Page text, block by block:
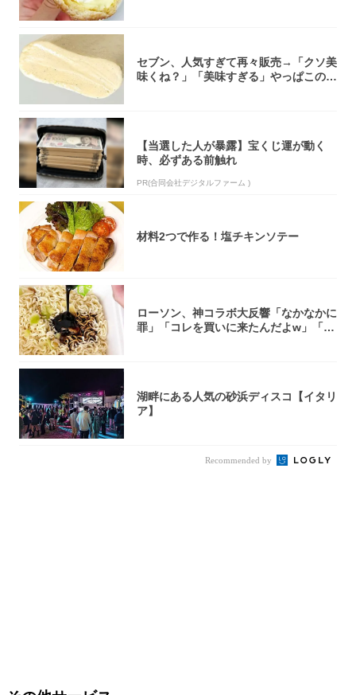
セブン、人気すぎて再々販売→「クソ美
味くね？」「美味すぎる」やっぱこのク
【当選した人が暴露】宝くじ運が動く
時、必ずある前触れ
PR(合同会社デジタルファーム )
材料2つで作る！塩チキンソテー
ローソン、神コラボ大反響「なかなかに
罪」「コレを買いに来たんだよw」「３
湖畔にある人気の砂浜ディスコ【イタリ
ア】
Recommended by